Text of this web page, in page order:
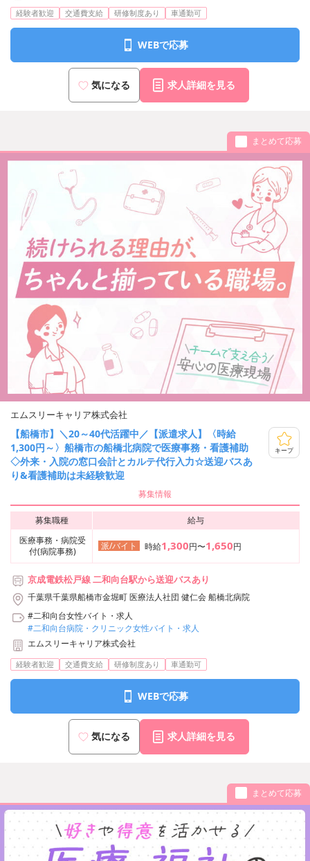
経験者歓迎 交通費支給 研修制度あり 車通勤可
WEBで応募
気になる 求人詳細を見る
まとめて応募
エムスリーキャリア株式会社
【船橋市】＼20～40代活躍中／【派遣求人】〈時給
1,300円～〉船橋市の船橋北病院で医療事務・看護補助
◇外来・入院の窓口会計とカルテ代行入力☆送迎バスあ
り&看護補助は未経験歓迎
キープ
募集情報
募集職種
給与
医療事務・病院受
付(病院事務)
派/バイト 時給1,300円〜1,650円
京成電鉄松戸線 二和向台駅から送迎バスあり
千葉県千葉県船橋市金堀町 医療法人社団 健仁会 船橋北病院
#二和向台女性バイト・求人
#二和向台病院・クリニック女性バイト・求人
エムスリーキャリア株式会社
経験者歓迎 交通費支給 研修制度あり 車通勤可
WEBで応募
気になる 求人詳細を見る
まとめて応募